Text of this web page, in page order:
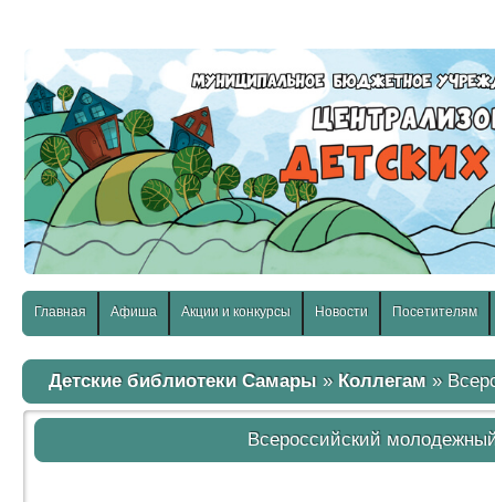
Главная Афиша Акции и конкурсы Новости Посетителям
Детские библиотеки Самары» Коллегам»
Всероссийский